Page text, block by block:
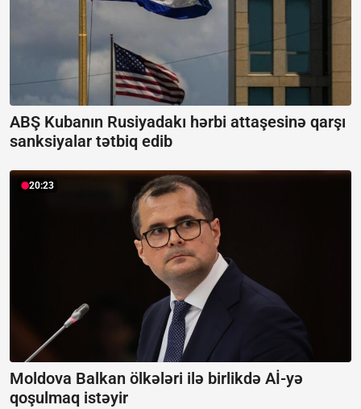
ABŞ Kubanın Rusiyadakı hərbi attaşesinə qarşı
sanksiyalar tətbiq edib
20:23
Moldova Balkan ölkələri ilə birlikdə Aİ-yə
qoşulmaq istəyir